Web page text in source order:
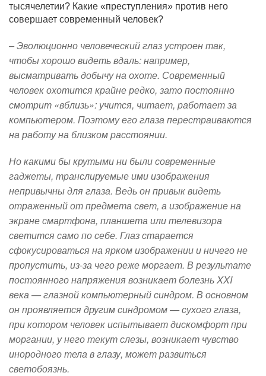
тысячелетии? Какие «преступления» против него
совершает современный человек?
– Эволюционно человеческий глаз устроен так,
чтобы хорошо видеть вдаль: например,
высматривать добычу на охоте. Современный
человек охотится крайне редко, зато постоянно
смотрит «вблизь»: учится, читает, работает за
компьютером. Поэтому его глаза перестраиваются
на работу на близком расстоянии.
Но какими бы крутыми ни были современные
гаджеты, транслируемые ими изображения
непривычны для глаза. Ведь он привык видеть
отраженный от предмета свет, а изображение на
экране смартфона, планшета или телевизора
светится само по себе. Глаз старается
сфокусироваться на ярком изображении и ничего не
пропустить, из-за чего реже моргает. В результате
постоянного напряжения возникает болезнь XXI
века — глазной компьютерный синдром. В основном
он проявляется другим синдромом — сухого глаза,
при котором человек испытывает дискомфорт при
моргании, у него текут слезы, возникает чувство
инородного тела в глазу, может развиться
светобоязнь.